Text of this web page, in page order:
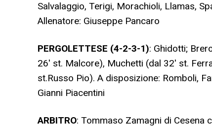
Salvalaggio, Terigi, Morachioli, Llamas,
Allenatore: Giuseppe Pancaro
PERGOLETTESE (4-2-3-1): Ghidotti;
26′ st. Malcore), Muchetti (dal 32′ st.
st.Russo Pio). A disposizione: Romboli,
Gianni Piacentini
ARBITRO: Tommaso Zamagni di Cesena